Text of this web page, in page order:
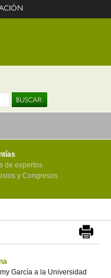
de expertos
y Congresos
García a la Universidad